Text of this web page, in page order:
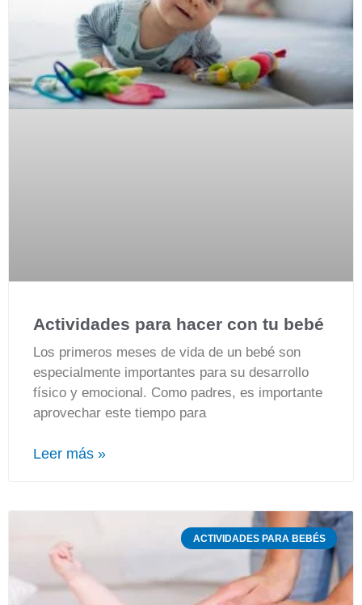
Actividades para hacer con tu bebé
Los primeros meses de vida de un bebé son
especialmente importantes para su desarrollo
físico y emocional. Como padres, es importante
aprovechar este tiempo para
Leer más »
ACTIVIDADES PARA BEBÉS